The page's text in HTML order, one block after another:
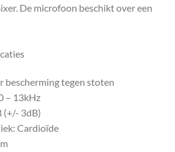
De microfoon beschikt over een
bescherming tegen stoten
– 13kHz
(+/- 3dB)
Cardioïde